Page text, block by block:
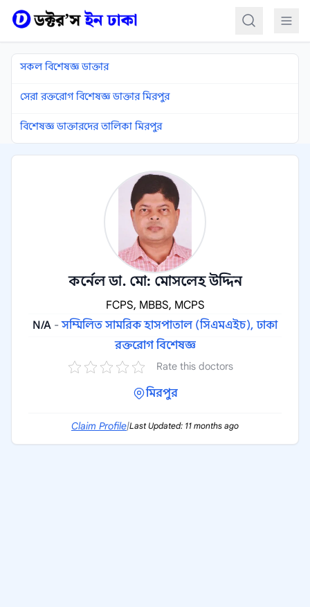
সকল বিশেষজ্ঞ ডাক্তার
সেরা রক্তরোগ বিশেষজ্ঞ ডাক্তার মিরপুর
বিশেষজ্ঞ ডাক্তারদের তালিকা মিরপুর
কর্নেল ডা. মো: মোসলেহ উদ্দিন
FCPS, MBBS, MCPS
N/A -সম্মিলিত সামরিক হাসপাতাল (সিএমএইচ), ঢাকা
রক্তরোগ বিশেষজ্ঞ
Rate this doctors
মিরপুর
Claim Profile|Last Updated: 11 months ago